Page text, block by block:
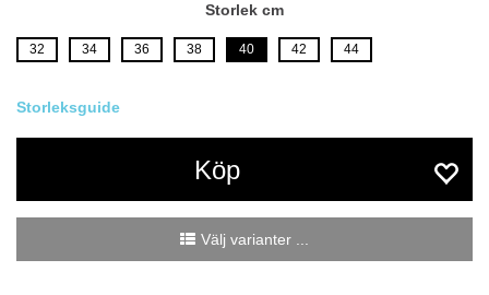
Storlek cm
32 34 36 38 40 42 44
Köp
Välj varianter ...